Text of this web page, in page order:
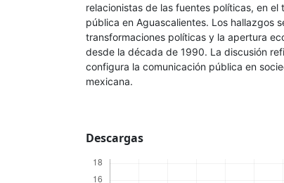
relacionistas de las fuentes políticas, en
pública en Aguascalientes. Los hallazgos
transformaciones políticas y la apertura
desde la década de 1990. La discusión
configura la comunicación pública en
mexicana.
Descargas